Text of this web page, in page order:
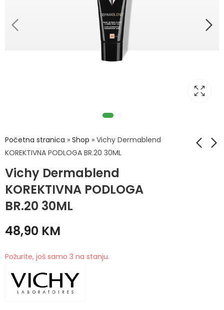
Početna stranica » Shop » Vichy Dermablend
KOREKTIVNA PODLOGA BR.20 30ML
Vichy Dermablend
KOREKTIVNA PODLOGA
BR.20 30ML
PODLOGA BR.30
48,90 KM
Požurite, još samo 3 na stanju.